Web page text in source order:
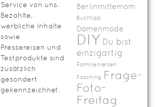
Service von uns.
Bezahlte,
werbliche Inhalte
sowie
Pressereisen und
Testprodukte sind
zusätzlich
gesondert
gekennzeichnet.
Berlinmittemom
Buchtipp
Damenmode
DIY Du bist
einzigartig
Familienreisen
Fasching Frage-
Foto-
Freitag